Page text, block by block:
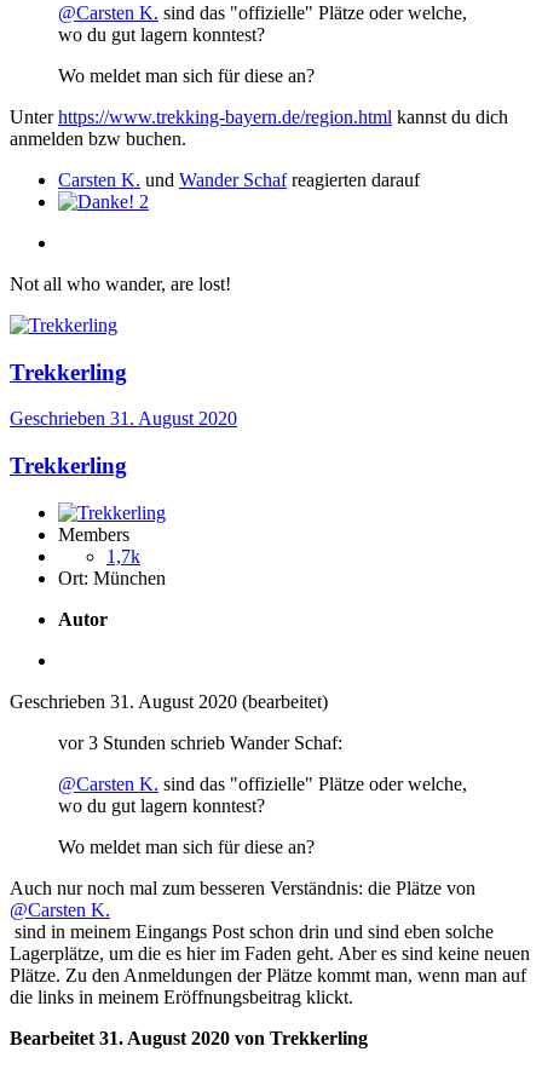
@Carsten K. sind das "offizielle" Plätze oder welche,
wo du gut lagern konntest?
Wo meldet man sich für diese an?
Unterhttps://www.trekking-bayern.de/region.html kannst du dich
anmelden bzw buchen.
Carsten K. und Wander Schafreagierten darauf
2
Not all who wander, are lost!
Trekkerling
Geschrieben 31. August 2020
Trekkerling
Members
1,7k
Ort: München
Autor
Geschrieben 31. August 2020 (bearbeitet)
vor 3 Stunden schrieb Wander Schaf:
@Carsten K. sind das "offizielle" Plätze oder welche,
wo du gut lagern konntest?
Wo meldet man sich für diese an?
Auch nur noch mal zum besseren Verständnis: die Plätze von
@Carsten K.
sind in meinem Eingangs Post schon drin und sind eben solche
Lagerplätze, um die es hier im Faden geht. Aber es sind keine neuen
Plätze. Zu den Anmeldungen der Plätze kommt man, wenn man auf
die links in meinem Eröffnungsbeitrag klickt.
Bearbeitet 31. August 2020 von Trekkerling